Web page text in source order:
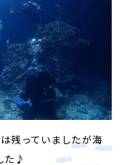
残っていましたが海
た♪